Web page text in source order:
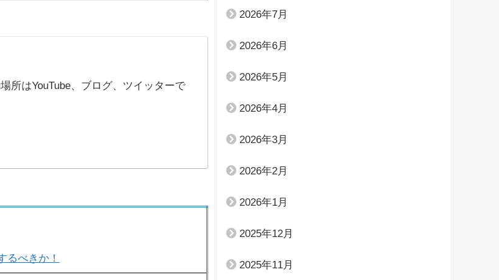
所はYouTube、ブログ、ツイッターで
るべきか！
2026年7月
2026年6月
2026年5月
2026年4月
2026年3月
2026年2月
2026年1月
2025年12月
2025年11月